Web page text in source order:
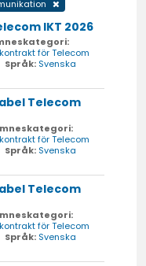
IKT 2026
för Telecom
Språk: Svenska
Telecom
för Telecom
Språk: Svenska
Telecom
för Telecom
Språk: Svenska